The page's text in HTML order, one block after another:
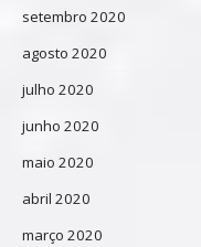
setembro 2020
agosto 2020
julho 2020
junho 2020
maio 2020
abril 2020
março 2020